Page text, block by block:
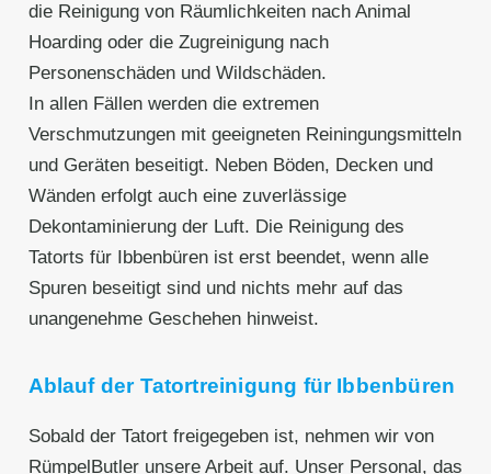
die Reinigung von Räumlichkeiten nach Animal
Hoarding oder die Zugreinigung nach
Personenschäden und Wildschäden.
In allen Fällen werden die extremen
Verschmutzungen mit geeigneten Reiningungsmitteln
und Geräten beseitigt. Neben Böden, Decken und
Wänden erfolgt auch eine zuverlässige
Dekontaminierung der Luft. Die Reinigung des
Tatorts für Ibbenbüren ist erst beendet, wenn alle
Spuren beseitigt sind und nichts mehr auf das
unangenehme Geschehen hinweist.
Ablauf der Tatortreinigung für Ibbenbüren
Sobald der Tatort freigegeben ist, nehmen wir von
RümpelButler unsere Arbeit auf. Unser Personal, das